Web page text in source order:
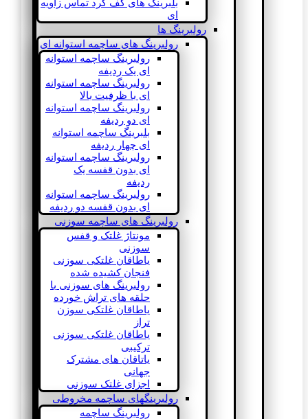
بلبرینگ های کف گرد تماس زاویه
ای
رولبرینگ ها
رولبرینگ های ساچمه استوانه ای
رولبرینگ ساچمه استوانه
ای یک ردیفه
رولبرینگ ساچمه استوانه
ای با ظرفیت بالا
رولبرینگ ساچمه استوانه
ای دو ردیفه
بلبرینگ ساچمه استوانه
ای چهار ردیفه
رولبرینگ ساچمه استوانه
ای بدون قفسه یک
ردیفه
رولبرینگ ساچمه استوانه
ای بدون قفسه دو ردیفه
رولبرینگ های ساچمه سوزنی
مونتاژ غلتک و قفس
سوزنی
یاطاقان غلتکی سوزنی
فنجان کشیده شده
رولبرینگ های سوزنی با
حلقه های تراش خورده
یاطاقان غلتکی سوزن
تراز
یاطاقان غلتکی سوزنی
ترکیبی
یاتاقان های مشترک
جهانی
اجزای غلتک سوزنی
رولبرینگهای ساچمه مخروطی
رولبرینگ ساچمه